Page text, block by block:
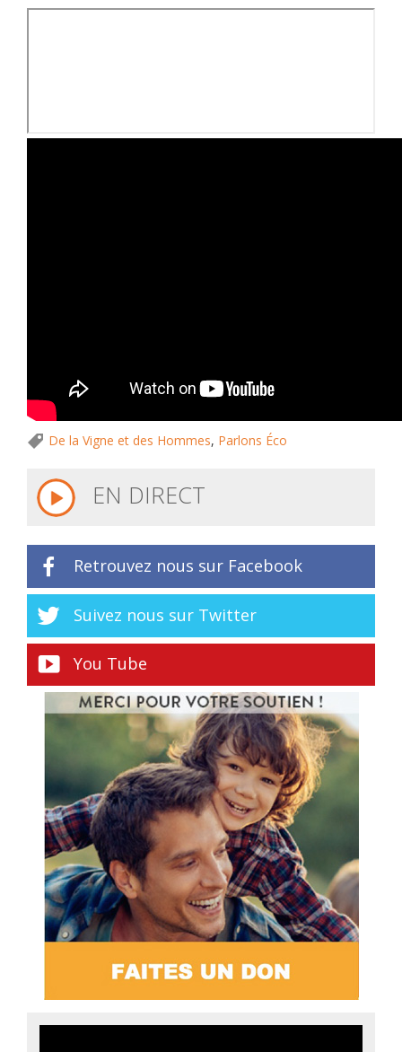
De la Vigne et des Hommes, Parlons Éco
EN DIRECT
Retrouvez nous sur Facebook
Suivez nous sur Twitter
You Tube